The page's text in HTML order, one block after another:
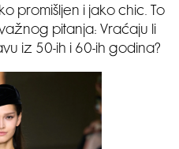
promišljen i jako chic. To
pitanja: Vraćaju li
iz 50-ih i 60-ih godina?